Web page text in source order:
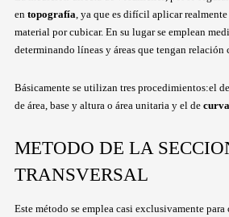
en topografía , ya que es difícil aplicar
material por cubicar. En su lugar se emplean
determinando líneas y áreas que tengan relación
Básicamente se utilizan tres procedimientos:el de
de área, base y altura o área unitaria y el de
METODO DE LA
TRANSVERSAL
Este método se emplea casi exclusivamente